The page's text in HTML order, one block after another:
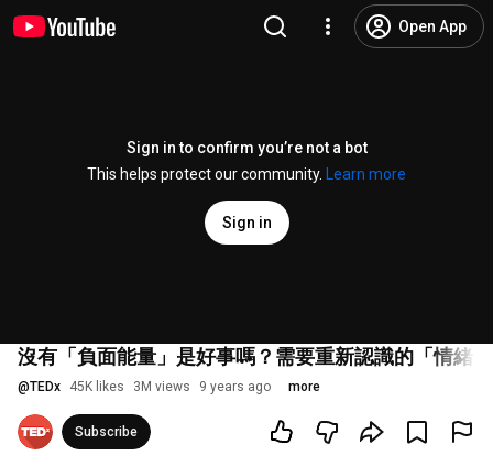
Open App
Sign in to confirm you’re not a bot
This helps protect our community.
Learn more
Sign in
沒有「負面能量」是好事嗎？需要重新認識的「情緒
@TEDx 45K likes 3M views 9 years ago more
Subscribe